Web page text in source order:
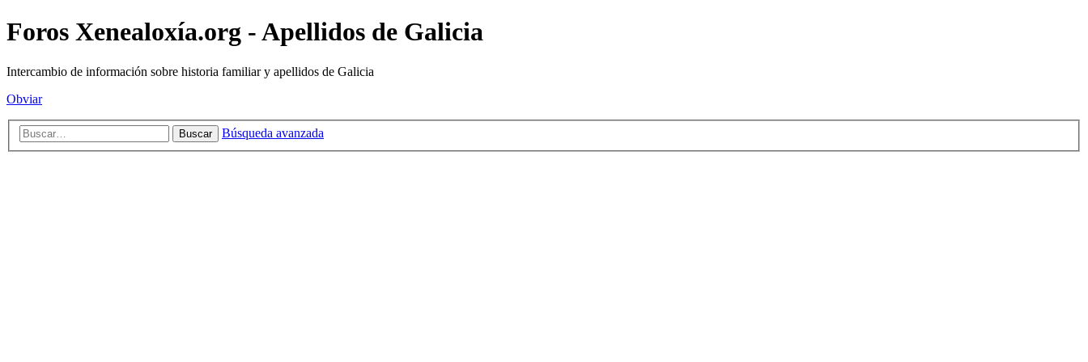
Foros Xenealoxía.org - Apellidos de Galicia
Intercambio de información sobre historia familiar y apellidos de Galicia
Obviar
Buscar Búsqueda avanzada